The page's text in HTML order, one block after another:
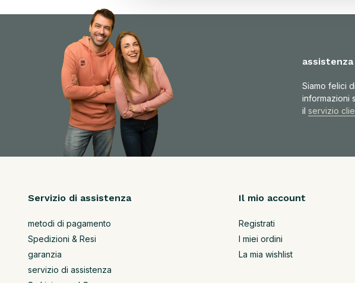
Siamo felici
informazioni
il servizio
Servizio di assistenza
metodi di pagamento
Spedizioni & Resi
garanzia
servizio di assistenza
Il mio account
Registrati
I miei ordini
La mia wishlist